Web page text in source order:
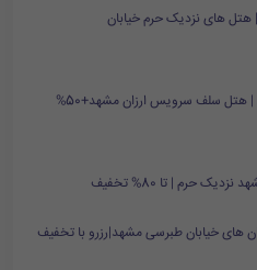
های نزدیک حرم خیابان
هتل های مشهد با غذای سلف سرویس | هتل سلف سرویس ارزان مشهد+50%
حرم | تا 80% تخفیف
های خیابان طبرسی مشهد|رزرو با تخفیف